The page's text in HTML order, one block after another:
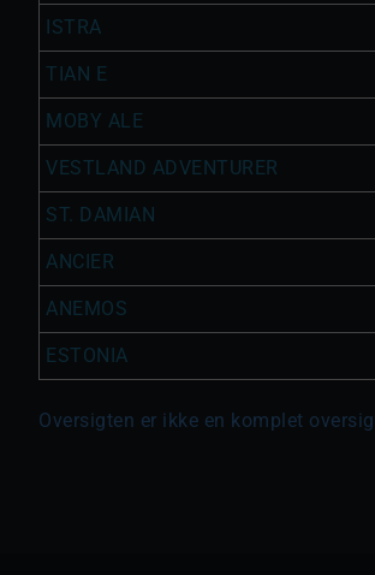
ISTRA
TIAN E
MOBY ALE
VESTLAND ADVENTURER
ST. DAMIAN
ANCIER
ANEMOS
ESTONIA
Oversigten er ikke en komplet